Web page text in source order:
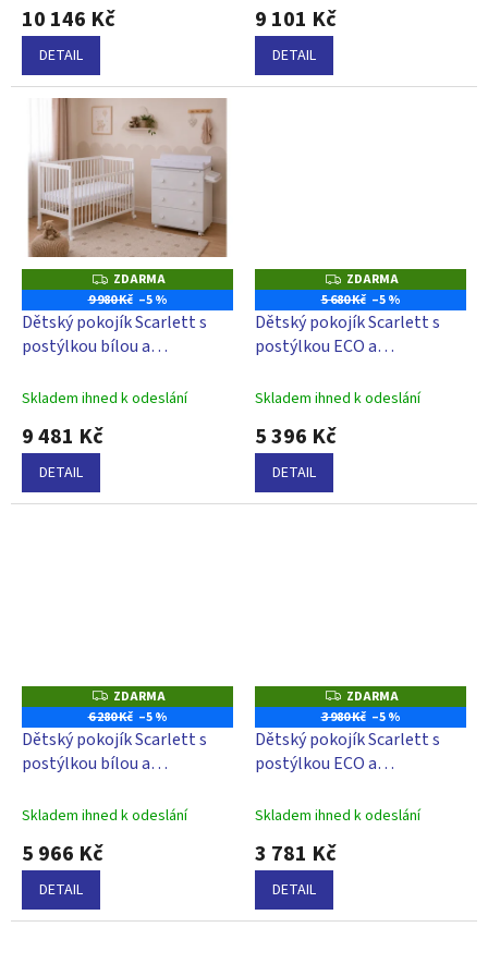
10 146 Kč
DETAIL
9 101 Kč
DETAIL
Z
D
A
R
M
A
ZDARMA
9 980 Kč –5 %
Dětský pokojík Scarlett s
postýlkou bílou a
vaničkou - buk
Skladem ihned k odeslání
9 481 Kč
DETAIL
Z
D
A
R
M
A
ZDARMA
5 680 Kč –5 %
Dětský pokojík Scarlett s
postýlkou ECO a
borovice
Skladem ihned k odeslání
5 396 Kč
DETAIL
Z
D
A
R
M
A
ZDARMA
6 280 Kč –5 %
Dětský pokojík Scarlett s
postýlkou bílou a
- borovice
Skladem ihned k odeslání
5 966 Kč
DETAIL
Z
D
A
R
M
A
ZDARMA
3 980 Kč –5 %
Dětský pokojík Scarlett s
postýlkou ECO a
buk
Skladem ihned k odeslání
3 781 Kč
DETAIL